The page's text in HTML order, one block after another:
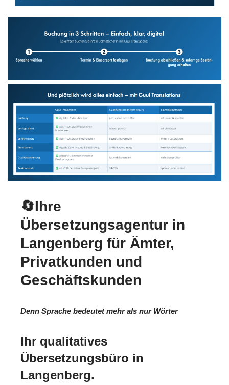
🔄Ihre
Übersetzungsagentur in
Langenberg für Ämter,
Privatkunden und
Geschäftskunden
Denn Sprache bedeutet mehr als nur Wörter
Ihr qualitatives
Übersetzungsbüro in
Langenberg.